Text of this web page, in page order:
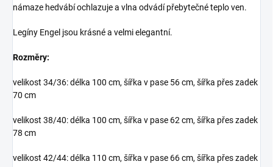
námaze hedvábí ochlazuje a vlna odvádí přebytečné teplo ven.
Legíny Engel jsou krásné a velmi elegantní.
Rozměry:
velikost 34/36: délka 100 cm, šířka v pase 56 cm, šířka přes zadek
70 cm
velikost 38/40: délka 100 cm, šířka v pase 62 cm, šířka přes zadek
78 cm
velikost 42/44: délka 110 cm, šířka v pase 66 cm, šířka přes zadek